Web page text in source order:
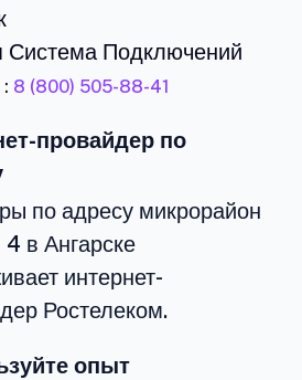
Система Подключений
8 (800) 505-88-41
провайдер по
по адресу микрорайон
в Ангарске
интернет-
Ростелеком.
опыт